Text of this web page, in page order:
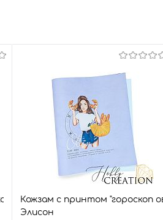
Кожзам с принтом "гороскоп
Элисон